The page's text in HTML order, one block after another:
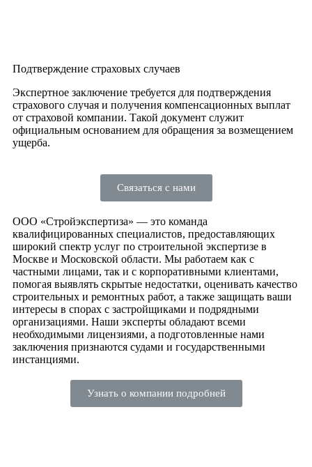
Подтверждение страховых случаев
Экспертное заключение требуется для подтверждения
страхового случая и получения компенсационных выплат
от страховой компании. Такой документ служит
официальным основанием для обращения за возмещением
ущерба.
Связаться с нами
ООО «Стройэкспертиза» — это команда
квалифицированных специалистов, предоставляющих
широкий спектр услуг по строительной экспертизе в
Москве и Московской области. Мы работаем как с
частными лицами, так и с корпоративными клиентами,
помогая выявлять скрытые недостатки, оценивать качество
строительных и ремонтных работ, а также защищать ваши
интересы в спорах с застройщиками и подрядными
организациями. Наши эксперты обладают всеми
необходимыми лицензиями, а подготовленные нами
заключения признаются судами и государственными
инстанциями.
Узнать о компании подробней